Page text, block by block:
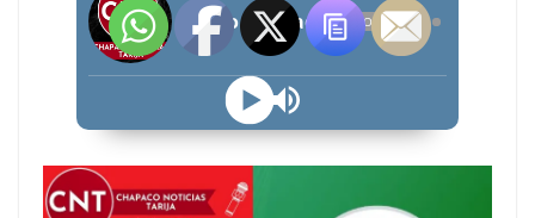
Radio Chapaco Noticias Las 24 horas en vivo OFFLINE